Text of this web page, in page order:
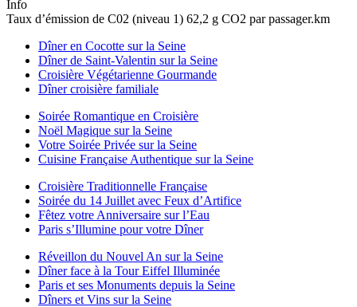
Info
Taux d’émission de C02 (niveau 1) 62,2 g CO2 par passager.km
Dîner en Cocotte sur la Seine
Dîner de Saint-Valentin sur la Seine
Croisière Végétarienne Gourmande
Dîner croisière familiale
Soirée Romantique en Croisière
Noël Magique sur la Seine
Votre Soirée Privée sur la Seine
Cuisine Française Authentique sur la Seine
Croisière Traditionnelle Française
Soirée du 14 Juillet avec Feux d’Artifice
Fêtez votre Anniversaire sur l’Eau
Paris s’Illumine pour votre Dîner
Réveillon du Nouvel An sur la Seine
Dîner face à la Tour Eiffel Illuminée
Paris et ses Monuments depuis la Seine
Dîners et Vins sur la Seine